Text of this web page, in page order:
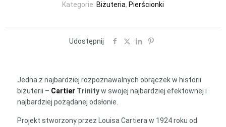
modelu,
rozmiar
55
Kategorie: Biżuteria, Pierścionki
Udostępnij
Jedna z najbardziej rozpoznawalnych obrączek w historii
biżuterii – Cartier Trinityw swojej najbardziej efektownej i
najbardziej pożądanej odsłonie.
Projekt stworzony przez Louisa Cartiera w 1924 roku od